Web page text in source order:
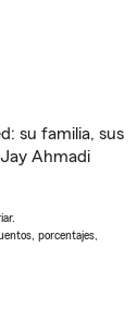
su familia, sus
Ahmadi
porcentajes,